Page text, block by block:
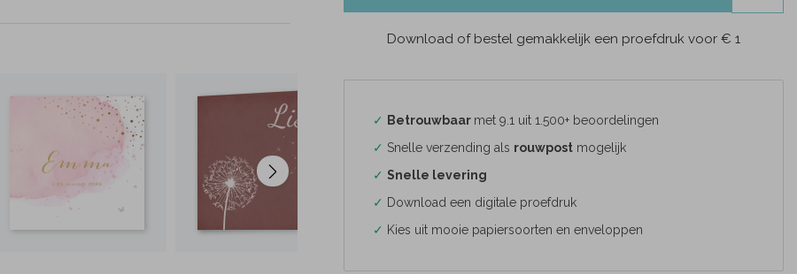
Download of bestel gemakkelijk een proefdruk voor € 1
✓ Betrouwbaar met 9.1 uit 1.500+ beoordelingen
✓ Snelle verzending als rouwpostmogelijk
✓ Snelle levering
✓ Download een digitale proefdruk
✓ Kies uit mooie papiersoorten en enveloppen